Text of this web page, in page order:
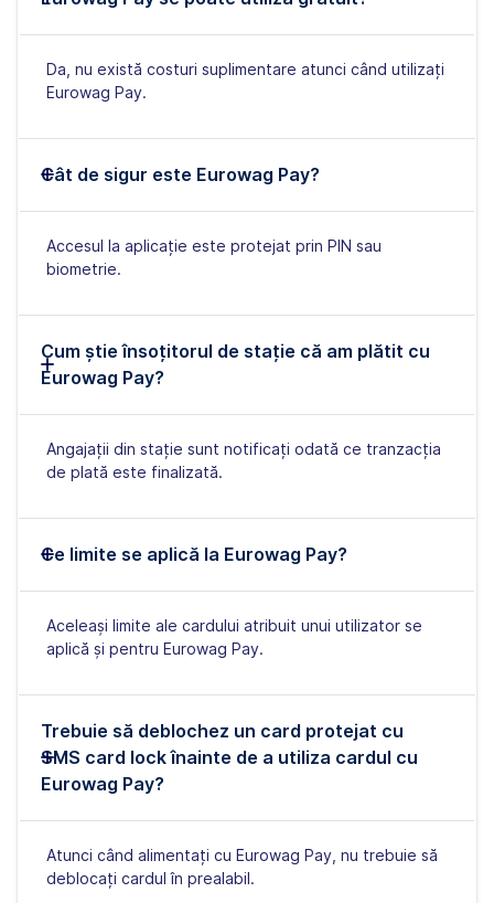
Da, nu există costuri suplimentare atunci când utilizați
Eurowag Pay.
Cât de sigur este Eurowag Pay?
Accesul la aplicație este protejat prin PIN sau
biometrie.
Cum știe însoțitorul de stație că am plătit cu
Eurowag Pay?
Angajații din stație sunt notificați odată ce tranzacția
de plată este finalizată.
Ce limite se aplică la Eurowag Pay?
Aceleași limite ale cardului atribuit unui utilizator se
aplică și pentru Eurowag Pay.
Trebuie să deblochez un card protejat cu
SMS card lock înainte de a utiliza cardul cu
Eurowag Pay?
Atunci când alimentați cu Eurowag Pay, nu trebuie să
deblocați cardul în prealabil.